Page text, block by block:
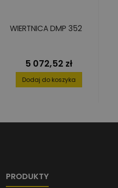
WIERTNICA DMP 352
Cena
5 072,52 zł
Dodaj do koszyka
PRODUKTY